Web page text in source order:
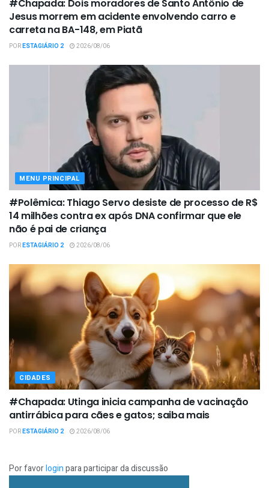
#Chapada: Dois moradores de Santo Antônio de
Jesus morrem em acidente envolvendo carro e
carreta na BA-148, em Piatã
PORESTAGIÁRIO 2 2026/08/06
MENU PRINCIPAL
#Polêmica: Thiago Servo desiste de processo de R$
14 milhões contra ex após DNA confirmar que ele
não é pai de criança
PORESTAGIÁRIO 2 2026/08/06
CIDADES
#Chapada: Utinga inicia campanha de vacinação
antirrábica para cães e gatos; saiba mais
PORESTAGIÁRIO 2 2026/08/06
Por favorloginpara participar da discussão